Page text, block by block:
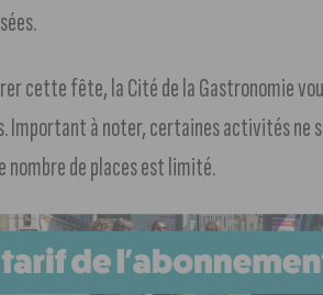
cette fête, la Cité de la Gastronomie
Important à noter, certaines activités ne
nombre de places est limité.